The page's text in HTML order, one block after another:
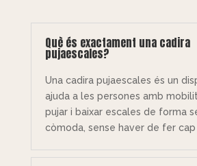
Què és exactament una cadira
pujaescales?
Una cadira pujaescales és un
ajuda a les persones amb
pujar i baixar escales de forma
còmoda, sense haver de fer